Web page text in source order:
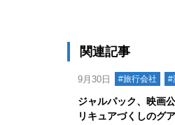
関連記事
9月30日 #旅行会社 #
ジャルパック、映画
リキュアづくしのグ